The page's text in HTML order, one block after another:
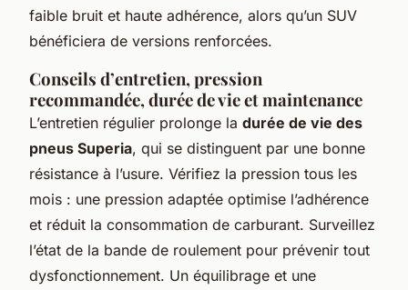
faible bruit et haute adhérence, alors qu’un SUV
bénéficiera de versions renforcées.
Conseils d’entretien, pression
recommandée, durée de vie et maintenance
L’entretien régulier prolonge la durée de vie des
pneus Superia, qui se distinguent par une bonne
résistance à l’usure. Vérifiez la pression tous les
mois : une pression adaptée optimise l’adhérence
et réduit la consommation de carburant. Surveillez
l’état de la bande de roulement pour prévenir tout
dysfonctionnement. Un équilibrage et une